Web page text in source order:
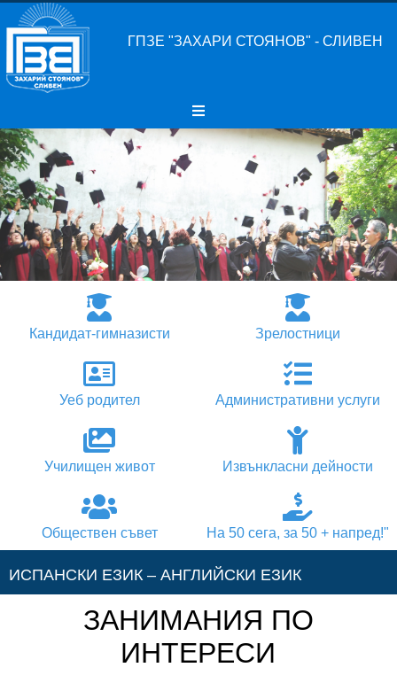
ГПЗЕ "ЗАХАРИ СТОЯНОВ" - СЛИВЕН
Кандидат-гимназисти Зрелостници
Уеб родител Административни услуги
Училищен живот Извънкласни дейности
Обществен съвет На 50 сега, за 50 + напред!"
ИСПАНСКИ ЕЗИК – АНГЛИЙСКИ ЕЗИК
АНГЛИЙСКИ ЕЗИК – ИСПАНСКИ ЕЗИК
ЗАНИМАНИЯ ПО
ИНТЕРЕСИ